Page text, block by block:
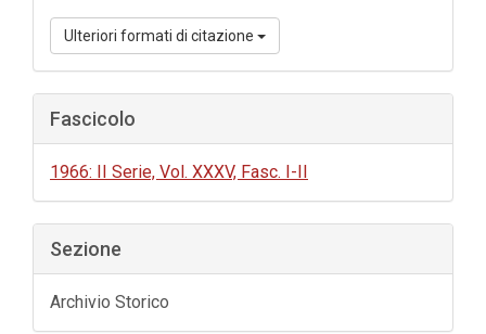
Ulteriori formati di citazione
Fascicolo
1966: II Serie, Vol. XXXV, Fasc. I-II
Sezione
Archivio Storico